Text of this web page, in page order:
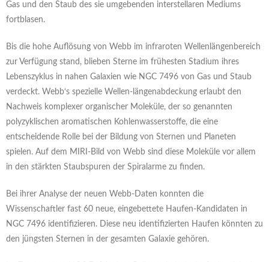
Gas und den Staub des sie umgebenden interstellaren Mediums
fortblasen.
Bis die hohe Auflösung von Webb im infraroten Wellenlängenbereich
zur Verfügung stand, blieben Sterne im frühesten Stadium ihres
Lebenszyklus in nahen Galaxien wie NGC 7496 von Gas und Staub
verdeckt. Webb‘s spezielle Wellen-längenabdeckung erlaubt den
Nachweis komplexer organischer Moleküle, der so genannten
polyzyklischen aromatischen Kohlenwasserstoffe, die eine
entscheidende Rolle bei der Bildung von Sternen und Planeten
spielen. Auf dem MIRI-Bild von Webb sind diese Moleküle vor allem
in den stärkten Staubspuren der Spiralarme zu finden.
Bei ihrer Analyse der neuen Webb-Daten konnten die
Wissenschaftler fast 60 neue, eingebettete Haufen-Kandidaten in
NGC 7496 identifizieren. Diese neu identifizierten Haufen könnten zu
den jüngsten Sternen in der gesamten Galaxie gehören.